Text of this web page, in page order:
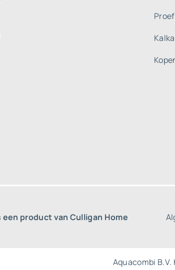
product van Culligan Home
Aquacombi